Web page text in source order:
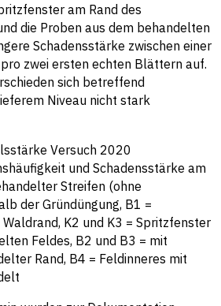
am Rand des
die Proben aus dem behandelten
Schadensstärke zwischen einer
zwei ersten echten Blättern auf.
sich betreffend
Niveau nicht stark
und Schadensstärke am
Streifen (ohne
der Gründüngung, B1 =
K2 und K3 = Spritzfenster
Feldes, B2 und B3 = mit
Rand, B4 = Feldinneres mit